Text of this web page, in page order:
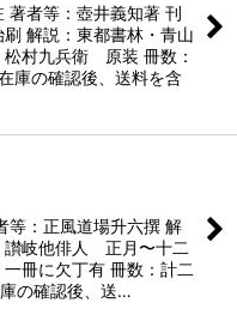
著者等：壺井義知著 刊
解説：東都書林・青山
村九兵衛 原装 冊数：
庫の確認後、送料を含
等：正風道場升六撰 解
讃岐他俳人 正月〜十二
に欠丁有 冊数：計二
の確認後、送…